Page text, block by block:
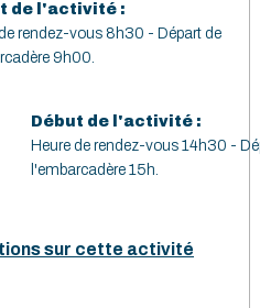
de l'activité :
rendez-vous 8h30 - Départ de
9h00.
Début de l'activité :
Heure de rendez-vous 14h30 -
l'embarcadère 15h.
sur cette activité